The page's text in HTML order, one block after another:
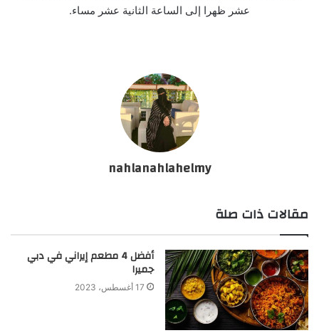
عشر ظهرا إلى الساعة الثانية عشر مساء.
nahlanahlahelmy
مقالات ذات صلة
أفضل 4 مطعم إيراني في دبي
جميرا
17 أغسطس، 2023